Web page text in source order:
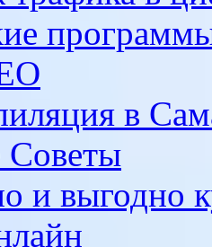
в
и выгодно